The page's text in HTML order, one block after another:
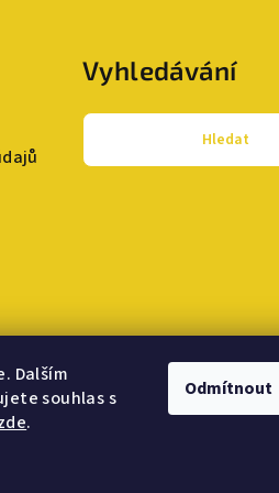
Dalším
souhlas s
.
Odmítnout
Vyhledávání
Hledat